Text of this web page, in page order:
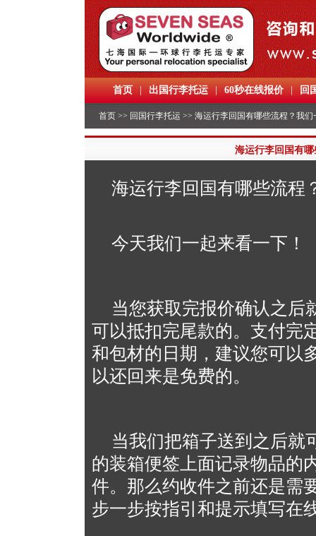
首页 | 出国行李托运 | 60秒在线报价 | 回
首页 >> 回国行李托运 >> 海运行李回国有哪些流程？我
海运行李回国有
海运行李回国有哪些流程
今天我们一起来看一下！
当您获取完报价确认之后
可以抵扣完尾款的。支付完
和包材的日期，建议您可以
以还回来是免费的。
当我们把箱子送到之后就
的装箱便签上面记录物品的
件。那么约收件之前还是需
步一步按指引和提示填写在